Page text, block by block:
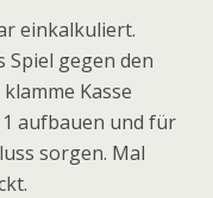
einkalkuliert.
Spiel gegen den
Kasse
aufbauen und für
sorgen. Mal